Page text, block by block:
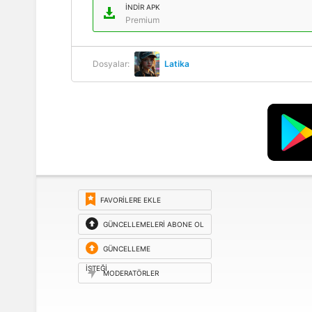
İNDIR APK
Premium
Dosyalar: Latika
FAVORILERE EKLE
GÜNCELLEMELERI ABONE OL
GÜNCELLEME
ISTEĞI
MODERATÖRLER